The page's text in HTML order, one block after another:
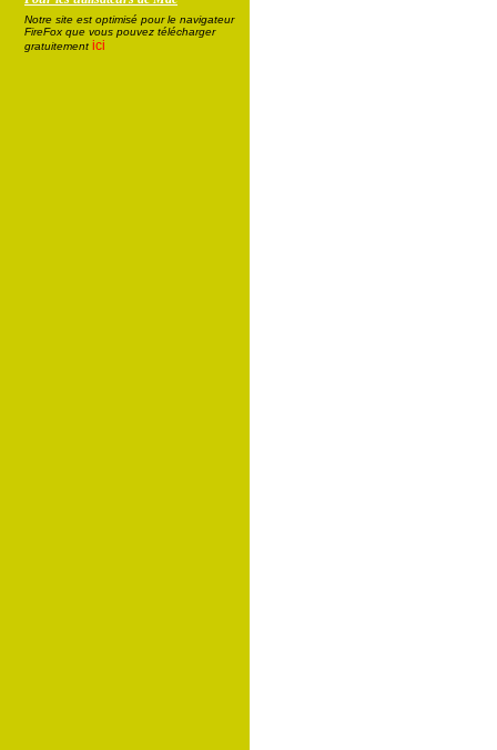
Notre site est optimisé pour le navigateur
FireFox que vous pouvez télécharger
gratuitement ici